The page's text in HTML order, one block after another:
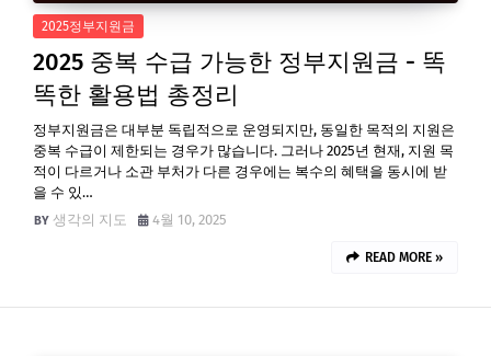
2025정부지원금
2025 중복 수급 가능한 정부지원금 - 똑
똑한 활용법 총정리
정부지원금은 대부분 독립적으로 운영되지만, 동일한 목적의 지원은
중복 수급이 제한되는 경우가 많습니다. 그러나 2025년 현재, 지원 목
적이 다르거나 소관 부처가 다른 경우에는 복수의 혜택을 동시에 받
을 수 있…
생각의 지도
4월 10, 2025
READ MORE »